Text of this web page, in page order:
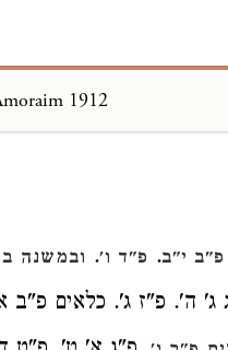
1912
י"ב. פ"ד ו'. ובמשנה
ג' ה'. פ"ז ג'. כלאים